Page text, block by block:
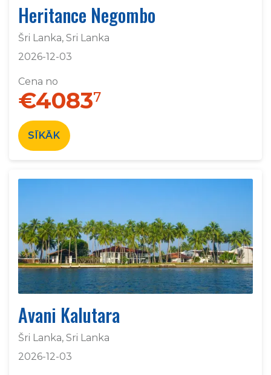
Heritance Negombo
Šri Lanka, Sri Lanka
2026-12-03
Cena no
€40837
SĪKĀK
Avani Kalutara
Šri Lanka, Sri Lanka
2026-12-03